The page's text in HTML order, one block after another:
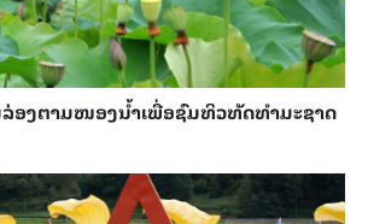
ລ່ອງ​ຕາມ​​ໜອງນ້ຳ​​ເພື່ອ​ຊົມ​ທິວ​ທັດ​ທຳ​ມະ​ຊາດ